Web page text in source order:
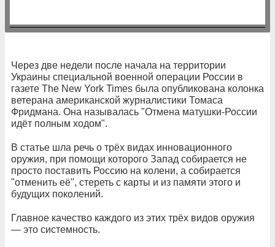
Через две недели после начала на территории
Украины специальной военной операции России в
газете The New York Times была опубликована колонка
ветерана американской журналистики Томаса
Фридмана. Она называлась "Отмена матушки-России
идёт полным ходом".
В статье шла речь о трёх видах инновационного
оружия, при помощи которого Запад собирается не
просто поставить Россию на колени, а собирается
"отменить её", стереть с карты и из памяти этого и
будущих поколений.
Главное качество каждого из этих трёх видов оружия
— это системность.